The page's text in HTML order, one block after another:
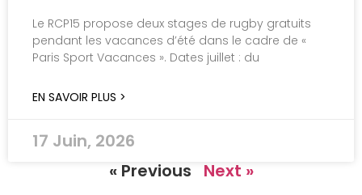
Le RCP15 propose deux stages de rugby gratuits
pendant les vacances d’été dans le cadre de «
Paris Sport Vacances ». Dates juillet : du
EN SAVOIR PLUS >
17 Juin, 2026
« Previous
Next »